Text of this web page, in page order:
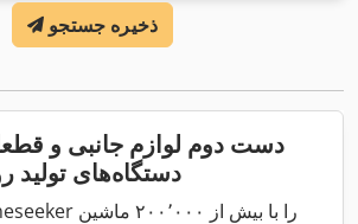
ذخیره جستجو
دست دوم لوازم جانبی و
دستگاه‌های